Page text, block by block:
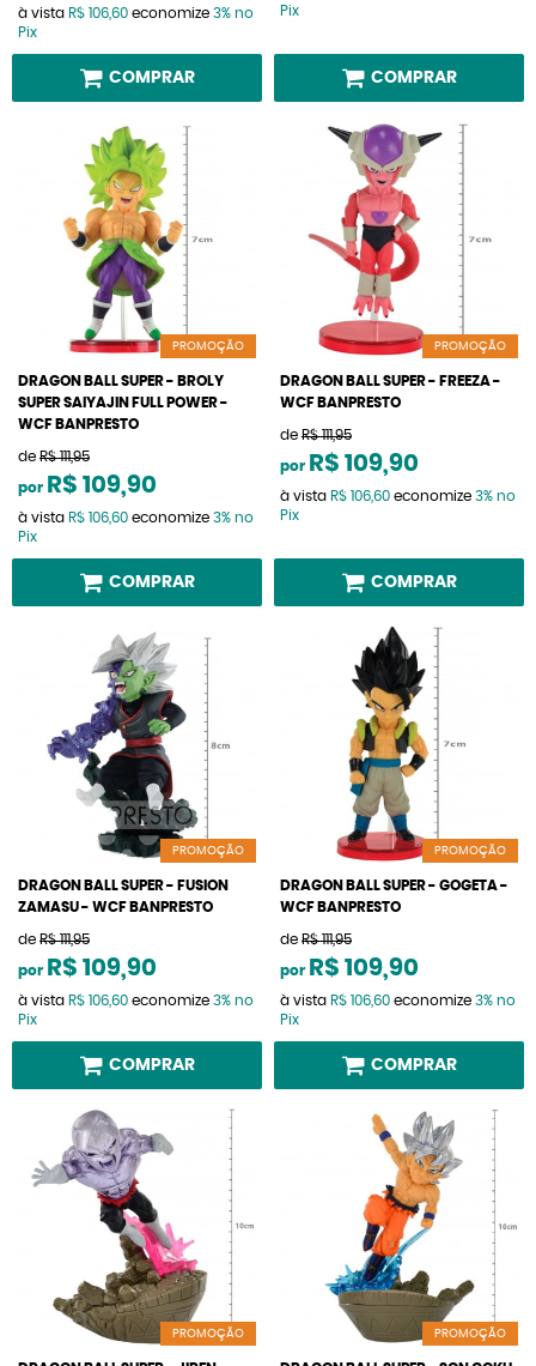
à vista R$ 106,60 economize 3% no
Pix
COMPRAR
Pix
COMPRAR
PROMOÇÃO
DRAGON BALL SUPER - BROLY
SUPER SAIYAJIN FULL POWER -
WCF BANPRESTO
de R$ 111,95
por R$ 109,90
à vista R$ 106,60 economize 3% no
Pix
COMPRAR
PROMOÇÃO
DRAGON BALL SUPER - FREEZA -
WCF BANPRESTO
de R$ 111,95
por R$ 109,90
à vista R$ 106,60 economize 3% no
Pix
COMPRAR
PROMOÇÃO
DRAGON BALL SUPER - FUSION
ZAMASU - WCF BANPRESTO
de R$ 111,95
por R$ 109,90
à vista R$ 106,60 economize 3% no
Pix
COMPRAR
PROMOÇÃO
DRAGON BALL SUPER - GOGETA -
WCF BANPRESTO
de R$ 111,95
por R$ 109,90
à vista R$ 106,60 economize 3% no
Pix
COMPRAR
PROMOÇÃO PROMOÇÃO